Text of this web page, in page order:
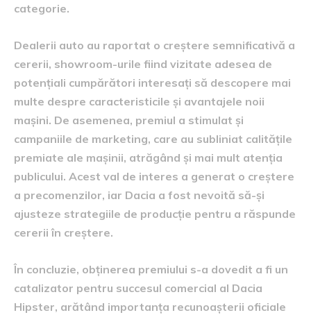
categorie.
Dealerii auto au raportat o creștere semnificativă a
cererii, showroom-urile fiind vizitate adesea de
potențiali cumpărători interesați să descopere mai
multe despre caracteristicile și avantajele noii
mașini. De asemenea, premiul a stimulat și
campaniile de marketing, care au subliniat calitățile
premiate ale mașinii, atrăgând și mai mult atenția
publicului. Acest val de interes a generat o creștere
a precomenzilor, iar Dacia a fost nevoită să-și
ajusteze strategiile de producție pentru a răspunde
cererii în creștere.
În concluzie, obținerea premiului s-a dovedit a fi un
catalizator pentru succesul comercial al Dacia
Hipster, arătând importanța recunoașterii oficiale